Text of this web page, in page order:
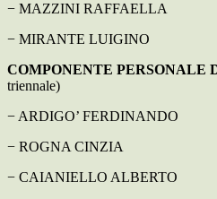
− MAZZINI RAFFAELLA
− MIRANTE LUIGINO
COMPONENTE PERSONALE
triennale)
−ARDIGO’ FERDINANDO
− ROGNA CINZIA
− CAIANIELLO ALBERTO